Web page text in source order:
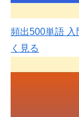
頻出500単語 入
く見る